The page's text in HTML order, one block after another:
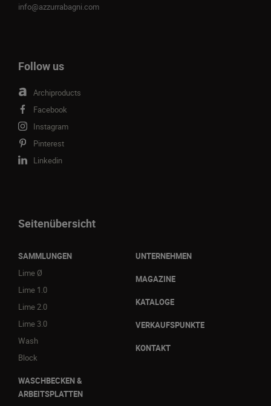
info@azzurrabagni.com
Follow us
Archiproducts
Facebook
Instagram
Pinterest
Linkedin
Seitenübersicht
SAMMLUNGEN
Lime Ø
Lime 1.0
Lime 2.0
Lime 3.0
Wash
Block
WASCHBECKEN &
ARBEITSPLATTEN
UNTERNEHMEN
MAGAZINE
KATALOGE
VERKAUFSPUNKTE
KONTAKT